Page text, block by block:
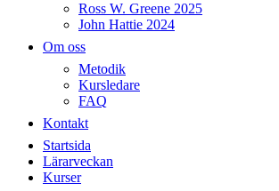
Ross W. Greene 2025
John Hattie 2024
Om oss
Metodik
Kursledare
FAQ
Kontakt
Startsida
Lärarveckan
Kurser